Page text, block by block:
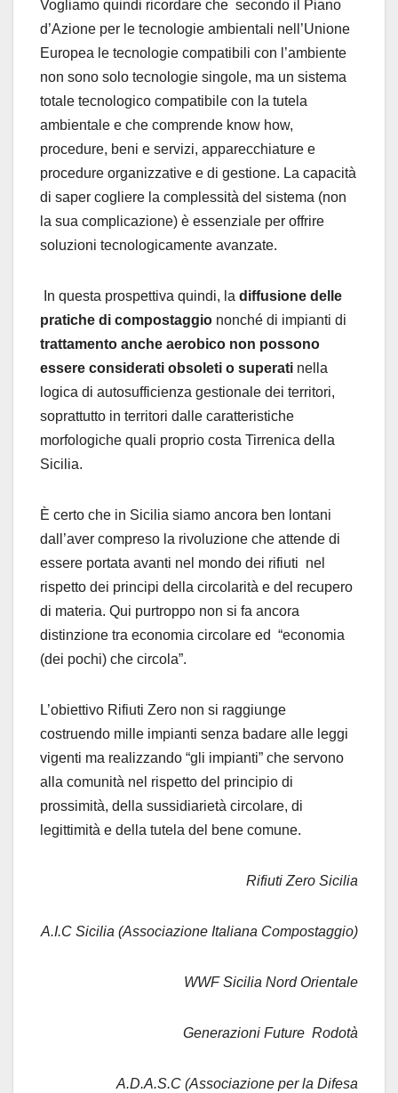
Vogliamo quindi ricordare che secondo il Piano
d’Azione per le tecnologie ambientali nell’Unione
Europea le tecnologie compatibili con l’ambiente
non sono solo tecnologie singole, ma un sistema
totale tecnologico compatibile con la tutela
ambientale e che comprende know how,
procedure, beni e servizi, apparecchiature e
procedure organizzative e di gestione. La capacità
di saper cogliere la complessità del sistema (non
la sua complicazione) è essenziale per offrire
soluzioni tecnologicamente avanzate.
In questa prospettiva quindi, la diffusione delle
pratiche di compostaggio nonché di impianti di
trattamento anche aerobico non possono
essere considerati obsoleti o superati nella
logica di autosufficienza gestionale dei territori,
soprattutto in territori dalle caratteristiche
morfologiche quali proprio costa Tirrenica della
Sicilia.
È certo che in Sicilia siamo ancora ben lontani
dall’aver compreso la rivoluzione che attende di
essere portata avanti nel mondo dei rifiuti nel
rispetto dei principi della circolarità e del recupero
di materia. Qui purtroppo non si fa ancora
distinzione tra economia circolare ed “economia
(dei pochi) che circola”.
L’obiettivo Rifiuti Zero non si raggiunge
costruendo mille impianti senza badare alle leggi
vigenti ma realizzando “gli impianti” che servono
alla comunità nel rispetto del principio di
prossimità, della sussidiarietà circolare, di
legittimità e della tutela del bene comune.
Rifiuti Zero Sicilia
A.I.C Sicilia (Associazione Italiana Compostaggio)
WWF Sicilia Nord Orientale
Generazioni Future Rodotà
A.D.A.S.C (Associazione per la Difesa